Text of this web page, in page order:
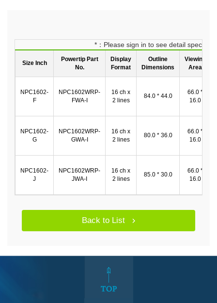
*：Please sign in to see detail spec
Size Inch
Powertip Part
No.
Display
Format
Outline
Dimensions
Viewing
Area
NPC1602-
F
NPC1602WRP-
FWA-I
16 ch x
2 lines
84.0 * 44.0
66.0 *
16.0
NPC1602-
G
NPC1602WRP-
GWA-I
16 ch x
2 lines
80.0 * 36.0
66.0 *
16.0
NPC1602-
J
NPC1602WRP-
JWA-I
16 ch x
2 lines
85.0 * 30.0
66.0 *
16.0
Back to List